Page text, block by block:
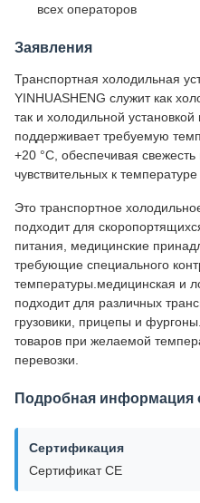
всех операторов
Заявления
Транспортная холодильная
YINHUASHENG служит как
так и холодильной
поддерживает требуемую
+20 °C, обеспечивая свежесть
чувствительных к
Это транспортное
подходит для
питания, медицинские
требующие специального
температуры.медицинская и
подходит для различных
грузовики, прицепы и
товаров при желаемой
перевозки.
Подробная информация
Сертификация
Сертификат CE